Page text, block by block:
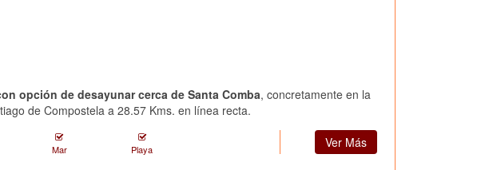
opción de desayunar cerca de Santa Comba, concretamente en la
de Compostela a 28.57 Kms. en línea recta.
Mar Playa Ver Más